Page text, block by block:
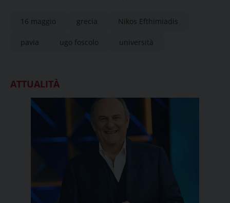
16 maggio grecia Nikos Efthimiadis
pavia ugo foscolo università
ATTUALITÀ